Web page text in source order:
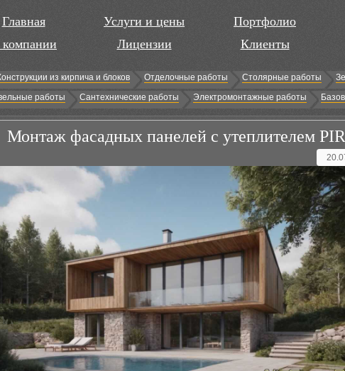
Главная
Услуги и цены
Лицензии
Портфолио
Клиенты
из кирпича и блоков Отделочные работы Столярные работы
работы Сантехнические работы Электромонтажные работы
Монтаж фасадных панелей с утеплителем PIR